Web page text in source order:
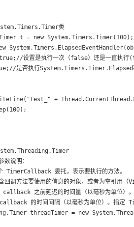
类
t = new
设置是执行一次（false）还是一直执行
是否执行System.Timers.Timer.Elapsed
+
说明：
委托，表示要执行的方法。
调方法要使用的信息的对象，或者为空引用
之前延迟的时间量（以毫秒为单位）
的时间间隔（以毫秒为单位）。指定
threadTimer = new